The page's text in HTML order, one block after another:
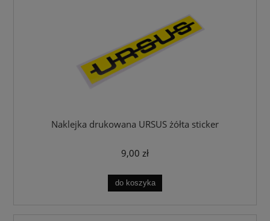
Naklejka drukowana URSUS żółta sticker
9,00 zł
do koszyka